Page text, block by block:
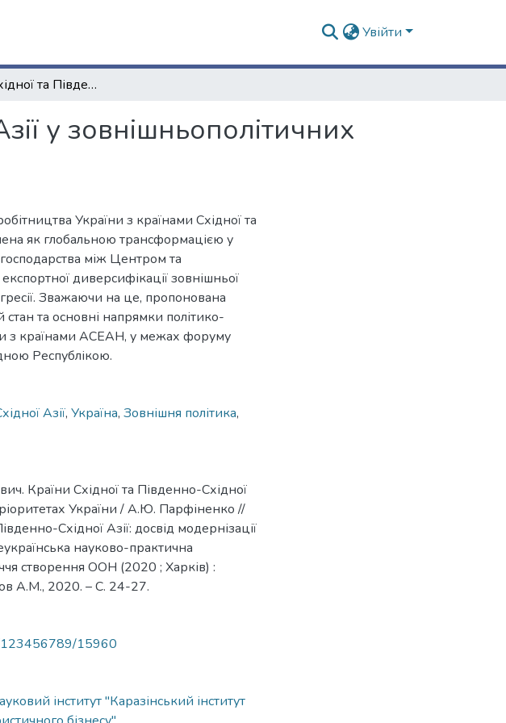
Увійти
Країни Східної та Південно-Східної Азії у зовнішньополітичних пріоритетах України
у зовнішньополітичних
України з країнами Східної та
як глобальною трансформацією у
господарства між Центром та
диверсифікації зовнішньої
Зважаючи на це, пропонована
стан та основні напрямки політико-
з країнами АСЕАН, у межах форуму
Республікою.
Азії, Україна, Зовнішня політика,
Країни Східної та Південно-Східної
України / А.Ю. Парфіненко //
Східної Азії: досвід модернізації
науково-практична
створення ООН (2020 ; Харків) :
А.М., 2020. – С. 24-27.
123456789/15960
інститут "Каразінський інститут